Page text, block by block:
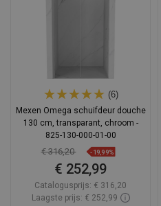
(6)
Mexen Omega schuifdeur douche
130 cm, transparant, chroom -
825-130-000-01-00
€ 316,20 -19,99%
€ 252,99
Catalogusprijs: € 316,20
Laagste prijs: € 252,99